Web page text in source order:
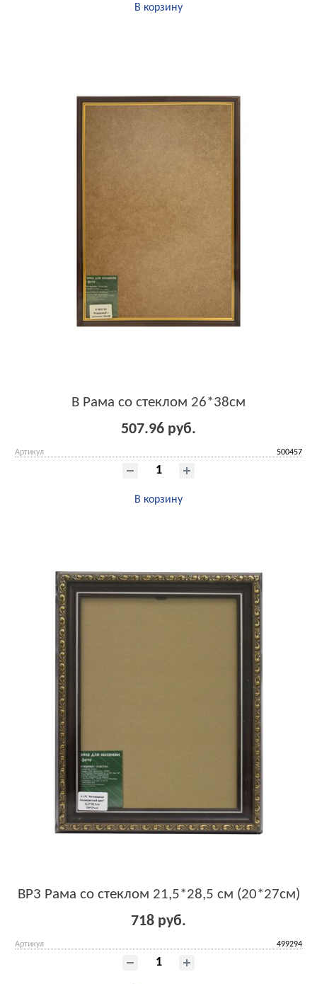
В корзину
B Рама со стеклом 26*38см
507.96 руб.
Артикул 500457
В корзину
BP3 Рама со стеклом 21,5*28,5 см (20*27см)
718 руб.
Артикул 499294